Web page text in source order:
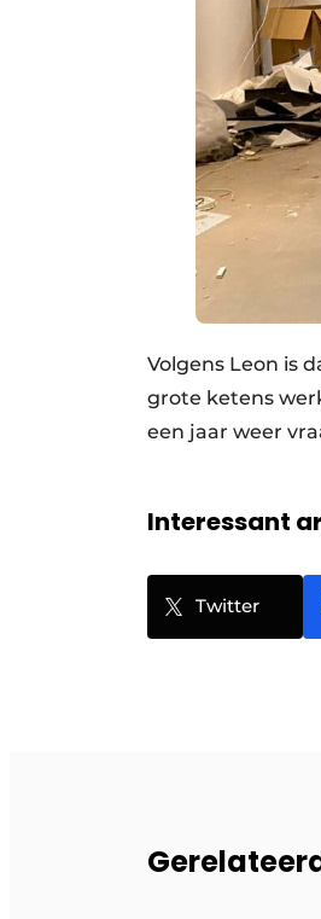
Volgens Leon is
grote ketens
een jaar weer
Interessant
Twitter